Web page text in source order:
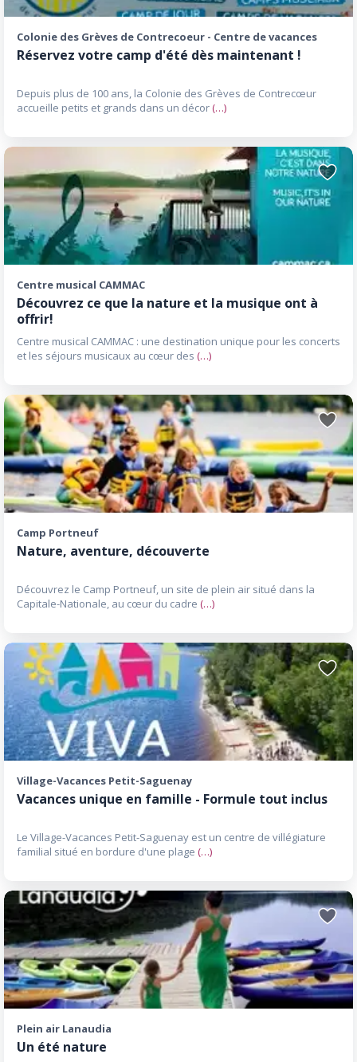
Colonie des Grèves de Contrecoeur - Centre de vacances
Réservez votre camp d'été dès maintenant !
Depuis plus de 100 ans, la Colonie des Grèves de Contrecœur
accueille petits et grands dans un décor(…)
aux
favoris
Centre musical CAMMAC
Découvrez ce que la nature et la musique ont à
offrir!
Centre musical CAMMAC : une destination unique pour les concerts
et les séjours musicaux au cœur des (…)
favoris
Camp Portneuf
Nature, aventure, découverte
Découvrez le Camp Portneuf, un site de plein air situé dans la
Capitale-Nationale, au cœur du cadre (…)
aux
favoris
Village-Vacances Petit-Saguenay
Vacances unique en famille - Formule tout inclus
Le Village-Vacances Petit-Saguenay est un centre de villégiature
familial situé en bordure d'une plage (…)
Plein air Lanaudia
Un été nature